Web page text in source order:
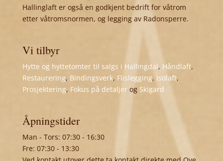
Hallinglaft er også en godkjent bedrift for våtrom
etter våtromsnormen, og legging av Radonsperre.
Vi tilbyr
Hytte og hyttetomter til salgs i Hallingdal, Håndlaft,
Restaurering, Bindingsverk, Flislegging, Isolaft,
Prosjektering, Fokus på detaljerog Skigard
Åpningstider
Man - Tors: 07:30 - 16:30
Fre: 07:30 - 13:30